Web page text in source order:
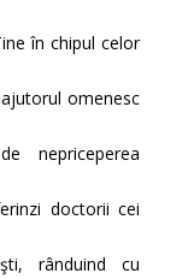
în chipul celor
omenesc
nepriceperea
doctorii cei
rânduind cu